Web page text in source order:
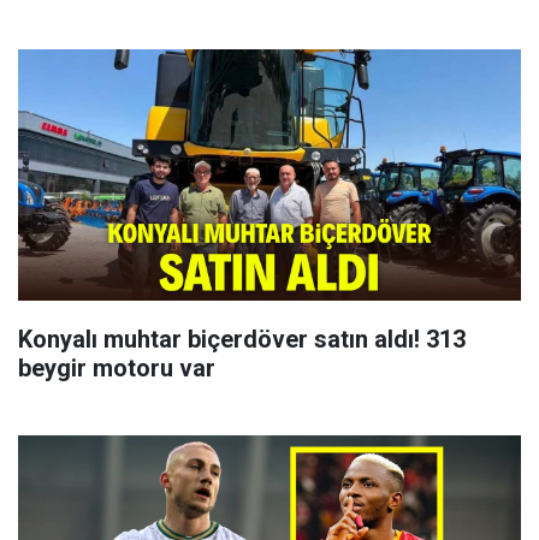
Konyalı muhtar biçerdöver satın aldı! 313
beygir motoru var